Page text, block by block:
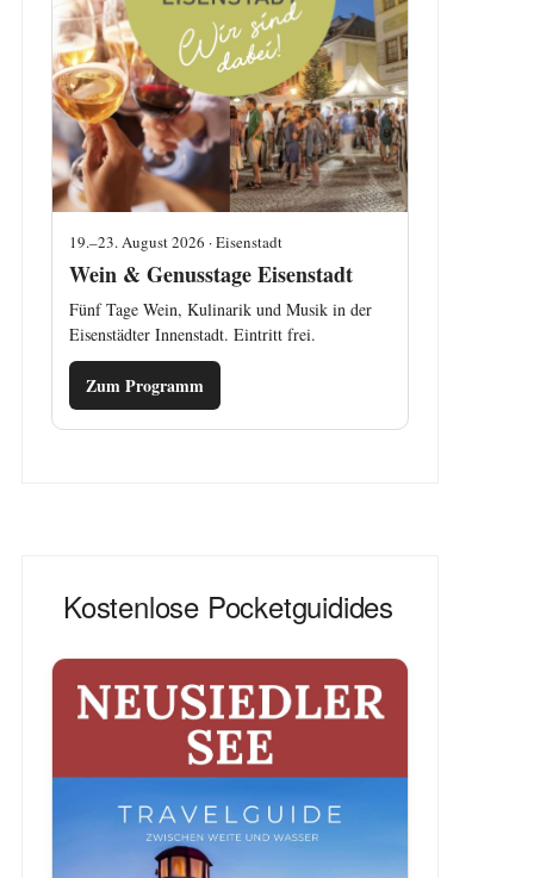
19.–23. August 2026 · Eisenstadt
Wein & Genusstage Eisenstadt
Fünf Tage Wein, Kulinarik und Musik in der
Eisenstädter Innenstadt. Eintritt frei.
Zum Programm
Kostenlose Pocketguidides